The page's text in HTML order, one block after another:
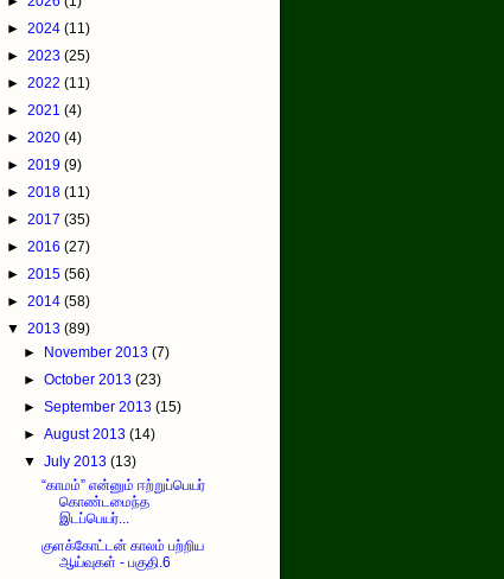
► 2024 (11)
► 2023 (25)
► 2022 (11)
► 2021 (4)
► 2020 (4)
► 2019 (9)
► 2018 (11)
► 2017 (35)
► 2016 (27)
► 2015 (56)
► 2014 (58)
▼ 2013 (89)
► November 2013(7)
►October 2013(23)
►September 2013(15)
►August 2013(14)
▼July 2013(13)
“காமம்” என்னும் ஈற்றுப்பெயர்
கொண்டமைந்த
இடப்பெயர்...
குளக்கோட்டன் காலம் பற்றிய
ஆய்வுகள் - பகுதி.6